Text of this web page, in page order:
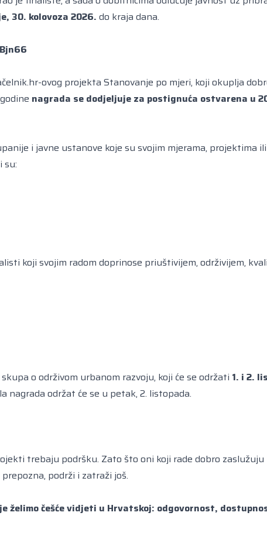
30. kolovoza 2026. do kraja dana.
ovog projekta Stanovanje po mjeri, koji okuplja
nagrada se dodjeljuje za postignuća ostvarena u
i javne ustanove koje su svojim mjerama, projektima
su:
koji svojim radom doprinose priuštivijem, održivijem,
o održivom urbanom razvoju, koji će se održati 1. i 2.
održat će se u petak, 2. listopada.
trebaju podršku. Zato što oni koji rade dobro
podrži i zatraži još.
želimo češće vidjeti u Hrvatskoj: odgovornost,